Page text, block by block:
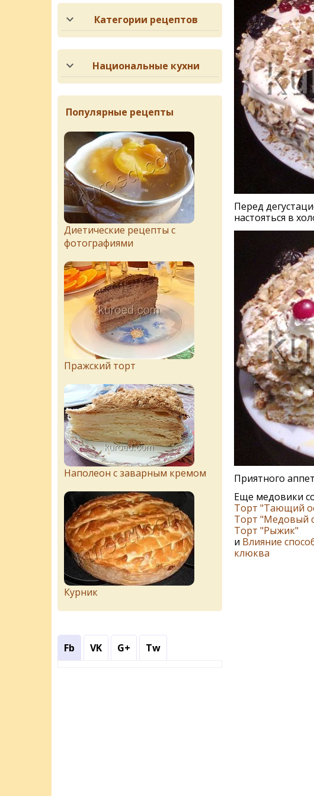
Перед
настояться в
Приятного
Еще медовики
Торт "Тающий
Торт "Медовый
Торт "Рыжик"
и Влияние
клюква
Категории рецептов
Национальные кухни
Популярные рецепты
Диетические рецепты с
фотографиями
Пражский торт
Наполеон с заварным кремом
Курник
Fb VK G+ Tw